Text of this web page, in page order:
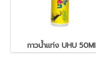
กาวน้ำแท่ง UHU 50Ml